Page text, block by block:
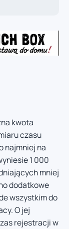
kwota
czasu
najmniej na
1 000
mniej
dodatkowe
wszystkim do
O jej
rejestracji w